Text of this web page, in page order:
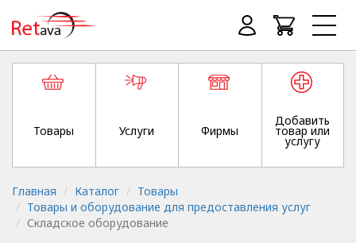
Товары Услуги Фирмы
Добавить
товар или
услугу
Главная Каталог
Товары
Товары и оборудование для предоставления услуг
Складское оборудование